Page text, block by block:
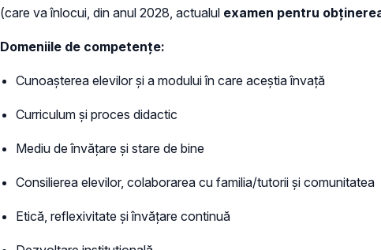
(care va înlocui, din anul 2028, actualul examen pentru
Domeniile de competențe:
Cunoașterea elevilor și a modului în care aceștia învață
Curriculum și proces didactic
Mediu de învățare și stare de bine
Consilierea elevilor, colaborarea cu familia/tutorii și comunitatea
Etică, reflexivitate și învățare continuă